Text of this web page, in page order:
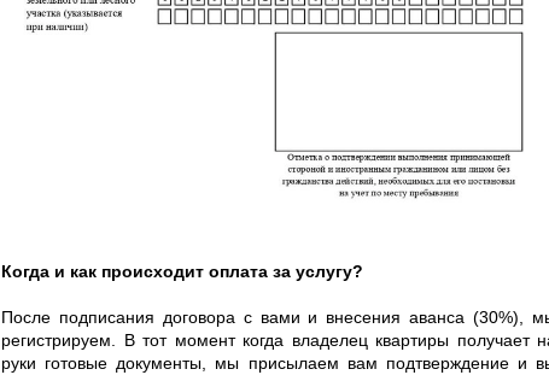
Когда и как происходит оплата за услугу?
После подписания договора с вами и внесения аванса (30%),
регистрируем. В тот момент когда владелец квартиры получает
руки готовые документы, мы присылаем вам подтверждение и